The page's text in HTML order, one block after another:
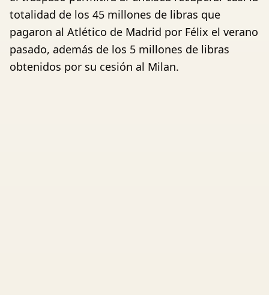
totalidad de los 45 millones de libras que
pagaron al Atlético de Madrid por Félix el verano
pasado, además de los 5 millones de libras
obtenidos por su cesión al Milan.